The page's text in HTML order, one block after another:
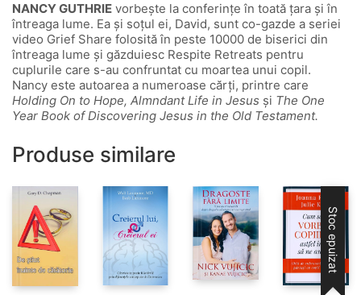
NANCY GUTHRIE vorbeşte la conferinţe în toată ţara şi în
întreaga lume. Ea şi soţul ei, David, sunt co-gazde a seriei
video Grief Share folosită în peste 10000 de biserici din
întreaga lume şi găzduiesc Respite Retreats pentru
cuplurile care s-au confruntat cu moartea unui copil.
Nancy este autoarea a numeroase cărţi, printre care
Holding On to Hope, Almndant Life in Jesus şi The One
Year Book of Discovering Jesus in the Old Testament.
Produse similare
Stoc epuizat